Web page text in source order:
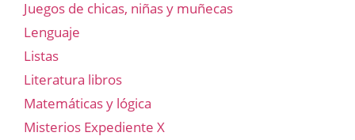
Juegos de chicas, niñas y muñecas
Lenguaje
Listas
Literatura libros
Matemáticas y lógica
Misterios Expediente X